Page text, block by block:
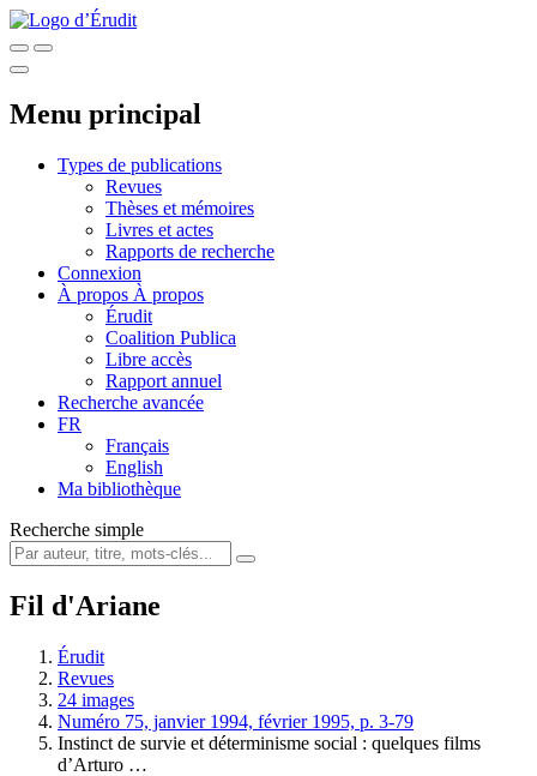
Menu principal
Types de publications
Revues
Thèses et mémoires
Livres et actes
Rapports de recherche
Connexion
À propos À propos
Érudit
Coalition Publica
Libre accès
Rapport annuel
Recherche avancée
FR
Français
English
Ma bibliothèque
Recherche simple
Fil d'Ariane
Érudit
Revues
24 images
Numéro 75, janvier 1994, février 1995, p. 3-79
Instinct de survie et déterminisme social : quelques films
d’Arturo …